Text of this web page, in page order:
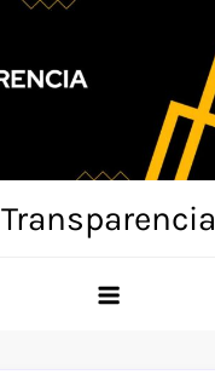
Transparencia